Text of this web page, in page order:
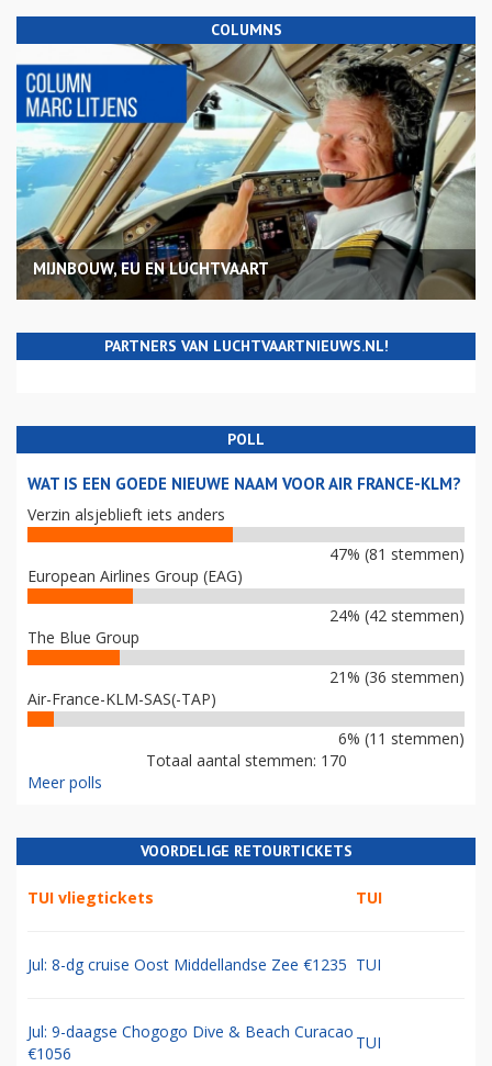
COLUMNS
MIJNBOUW, EU EN LUCHTVAART
PARTNERS VAN LUCHTVAARTNIEUWS.NL!
POLL
WAT IS EEN GOEDE NIEUWE NAAM VOOR AIR FRANCE-KLM?
Verzin alsjeblieft iets anders
47% (81 stemmen)
European Airlines Group (EAG)
24% (42 stemmen)
The Blue Group
21% (36 stemmen)
Air-France-KLM-SAS(-TAP)
6% (11 stemmen)
Totaal aantal stemmen: 170
Meer polls
VOORDELIGE RETOURTICKETS
TUI vliegtickets TUI
Jul: 8-dg cruise Oost Middellandse Zee €1235 TUI
Jul: 9-daagse Chogogo Dive & Beach Curacao
€1056
TUI